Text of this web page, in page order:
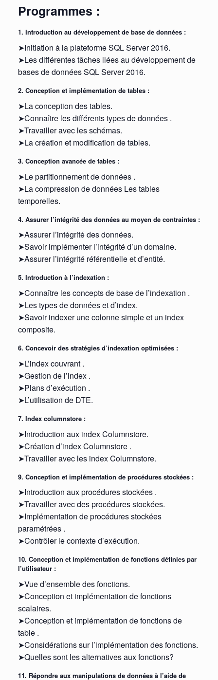
Programmes :
1. Introduction au développement de base de données :
➤Initiation à la plateforme SQL Server 2016.
➤Les différentes tâches liées au développement de
bases de données SQL Server 2016.
2. Conception et implémentation de tables :
➤La conception des tables.
➤Connaître les différents types de données .
➤Travailler avec les schémas.
➤La création et modification de tables.
3. Conception avancée de tables :
➤Le partitionnement de données .
➤La compression de données Les tables
temporelles.
4. Assurer l’intégrité des données au moyen de contraintes :
➤Assurer l’intégrité des données.
➤Savoir implémenter l’intégrité d’un domaine.
➤Assurer l’intégrité référentielle et d’entité.
5. Introduction à l’indexation :
➤Connaître les concepts de base de l’indexation .
➤Les types de données et d’index.
➤Savoir indexer une colonne simple et un index
composite.
6. Concevoir des stratégies d’indexation optimisées :
➤L’index couvrant .
➤Gestion de l’index .
➤Plans d’exécution .
➤L’utilisation de DTE.
7. Index columnstore :
➤Introduction aux index Columnstore.
➤Création d’index Columnstore .
➤Travailler avec les index Columnstore.
9. Conception et implémentation de procédures stockées :
➤Introduction aux procédures stockées .
➤Travailler avec des procédures stockées.
➤Implémentation de procédures stockées
paramétrées .
➤Contrôler le contexte d’exécution.
10. Conception et implémentation de fonctions définies par
l’utilisateur :
➤Vue d’ensemble des fonctions.
➤Conception et implémentation de fonctions
scalaires.
➤Conception et implémentation de fonctions de
table .
➤Considérations sur l’implémentation des fonctions.
➤Quelles sont les alternatives aux fonctions?
11. Répondre aux manipulations de données à l’aide de